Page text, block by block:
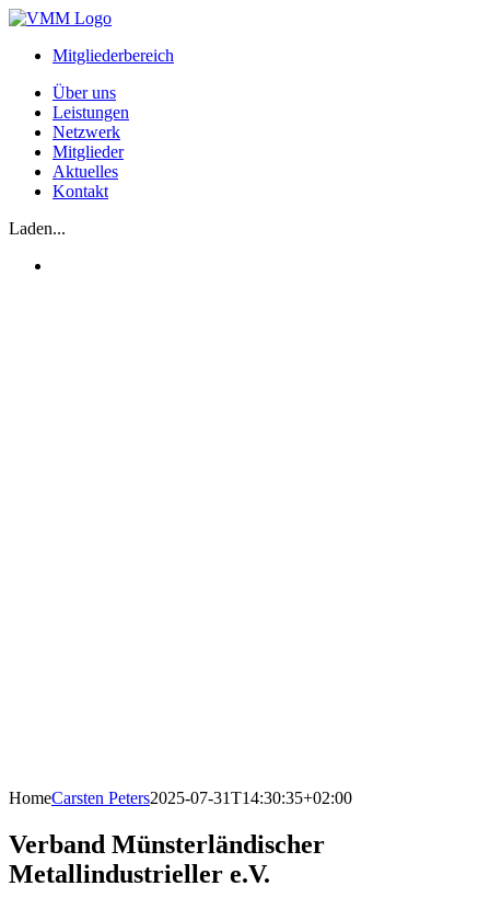
Zum
springenMitgliederbereich
Über uns
Leistungen
Netzwerk
Mitglieder
Aktuelles
Kontakt
Laden...
HomeCarsten Peters2025-07-31T14:30:35+02:00
Verband Münsterländischer
Metallindustrieller e.V.